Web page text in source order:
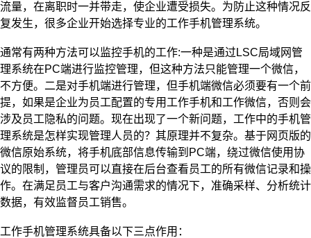
流量，在离职时一并带走，使企业遭受损失。为防止这种情况反
复发生，很多企业开始选择专业的工作手机管理系统。
通常有两种方法可以监控手机的工作:一种是通过LSC局域网管
理系统在PC端进行监控管理，但这种方法只能管理一个微信，
不方便。二是对手机端进行管理，但手机端微信必须要有一个前
提，如果是企业为员工配置的专用工作手机和工作微信，否则会
涉及员工隐私的问题。现在出现了一个新问题，工作中的手机管
理系统是怎样实现管理人员的？其原理并不复杂。基于网页版的
微信原始系统，将手机底部信息传输到PC端，绕过微信使用协
议的限制，管理员可以直接在后台查看员工的所有微信记录和操
作。在满足员工与客户沟通需求的情况下，准确采样、分析统计
数据，有效监督员工销售。
工作手机管理系统具备以下三点作用：